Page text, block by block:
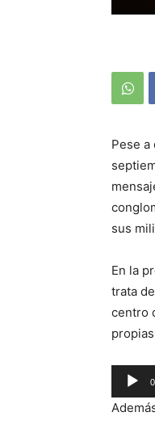
Pese
sus
En la
trata
centro
de
audio